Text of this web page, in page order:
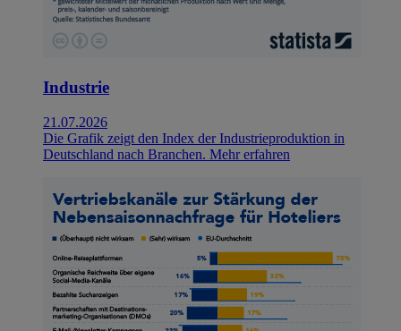
Industrie
21.07.2026
Die Grafik zeigt den Index der Industrieproduktion in
Deutschland nach Branchen. Mehr erfahren